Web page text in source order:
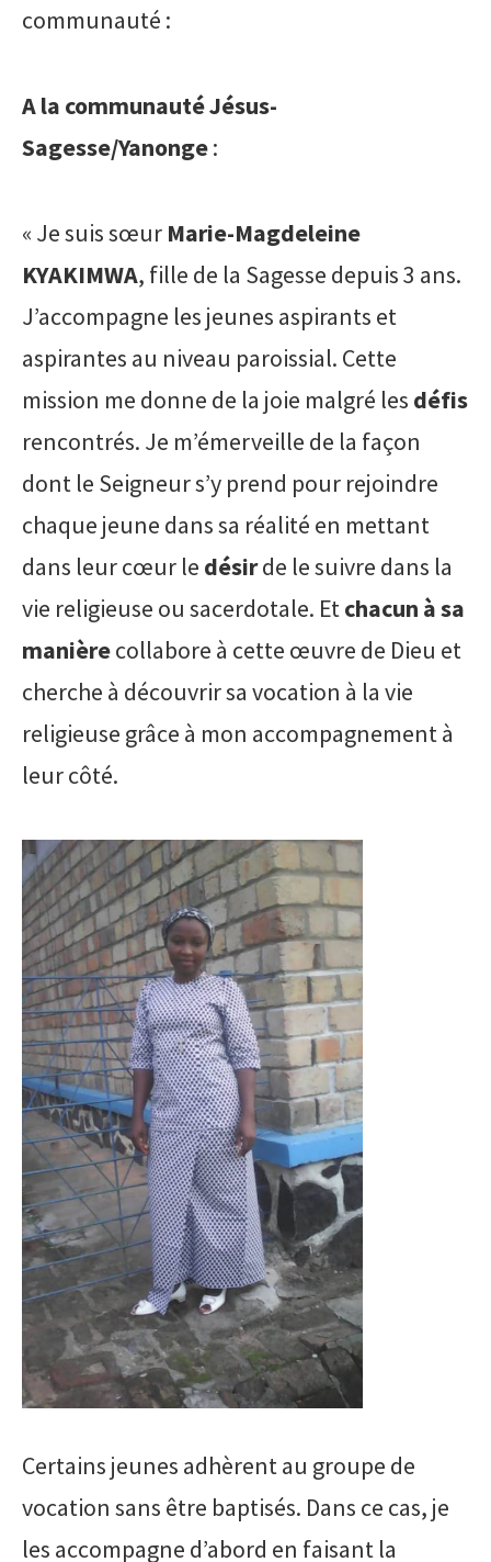
communauté :
A la communauté Jésus-
Sagesse/Yanonge:
« Je suis sœur Marie-Magdeleine
KYAKIMWA, fille de la Sagesse depuis 3 ans.
J’accompagne les jeunes aspirants et
aspirantes au niveau paroissial. Cette
mission me donne de la joie malgré les défis
rencontrés. Je m’émerveille de la façon
dont le Seigneur s’y prend pour rejoindre
chaque jeune dans sa réalité en mettant
dans leur cœur le désirde le suivre dans la
vie religieuse ou sacerdotale. Etchacun à sa
manièrecollabore à cette œuvre de Dieu et
cherche à découvrir sa vocation à la vie
religieuse grâce à mon accompagnement à
leur côté.
Certains jeunes adhèrent au groupe de
vocation sans être baptisés. Dans ce cas, je
les accompagne d’abord en faisant la